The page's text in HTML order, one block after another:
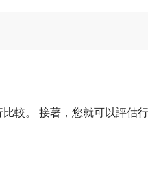
較。 接著，您就可以評估